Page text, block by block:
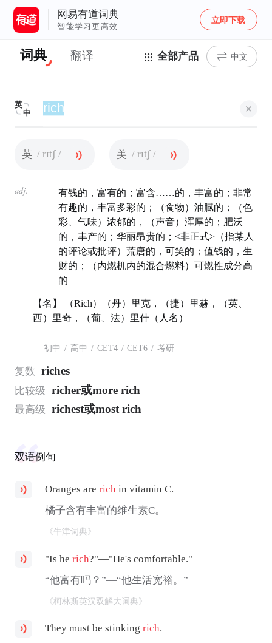
网易有道词典
智能学习更高效
立即下载
词典 翻译 全部产品 中文
英
中
英 / rɪtʃ / 美 / rɪtʃ /
adj.
有钱的，富有的；富含……的，丰富的；非常
有趣的，丰富多彩的；（食物）油腻的；（色
彩、气味）浓郁的，（声音）浑厚的；肥沃
的，丰产的；华丽昂贵的；<非正式>（指某人
的评论或批评）荒唐的，可笑的；值钱的，生
财的；（内燃机内的混合燃料）可燃性成分高
的
【名】 （Rich）（丹）里克，（捷）里赫，（英、
西）里奇，（葡、法）里什（人名）
初中 / 高中 / CET4 / CET6 / 考研
复数 riches
比较级 richer或more rich
最高级 richest或most rich
双语例句
Oranges arerich in vitamin C.
橘子含有丰富的维生素C。
《牛津词典》
"Is herich?"—"He's comfortable."
“他富有吗？”—“他生活宽裕。”
《柯林斯英汉双解大词典》
They must be stinkingrich.